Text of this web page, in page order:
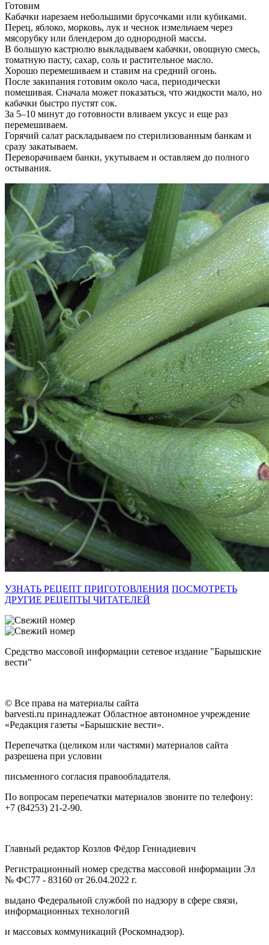
Готовим
Кабачки нарезаем небольшими брусочками или кубиками.
Перец, яблоко, морковь, лук и чеснок измельчаем через
мясорубку или блендером до однородной массы.
В большую кастрюлю выкладываем кабачки, овощную смесь,
томатную пасту, сахар, соль и растительное масло.
Хорошо перемешиваем и ставим на средний огонь.
После закипания готовим около часа, периодически
помешивая. Сначала может показаться, что жидкости мало, но
кабачки быстро пустят сок.
За 5–10 минут до готовности вливаем уксус и еще раз
перемешиваем.
Горячий салат раскладываем по стерилизованным банкам и
сразу закатываем.
Переворачиваем банки, укутываем и оставляем до полного
остывания.
УЗНАТЬ РЕЦЕПТ ПРИГОТОВЛЕНИЯ ПОСМОТРЕТЬ
ДРУГИЕ РЕЦЕПТЫ ЧИТАТЕЛЕЙ
Средство массовой информации сетевое издание "Барышские
вести"
© Все права на материалы сайта
barvesti.ru принадлежат Областное автономное учреждение
«Редакция газеты «Барышские вести».
Перепечатка (целиком или частями) материалов сайта
разрешена при условии
письменного согласия правообладателя.
По вопросам перепечатки материалов звоните по телефону:
+7 (84253) 21-2-90.
Главный редактор Козлов Фёдор Геннадиевич
Регистрационный номер средства массовой информации Эл
№ ФС77 - 83160 от 26.04.2022 г.
выдано Федеральной службой по надзору в сфере связи,
информационных технологий
и массовых коммуникаций (Роскомнадзор).